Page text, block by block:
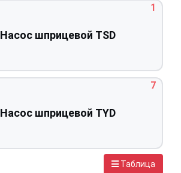
Насос шприцевой TSD
1
Насос шприцевой TYD
7
Таблица